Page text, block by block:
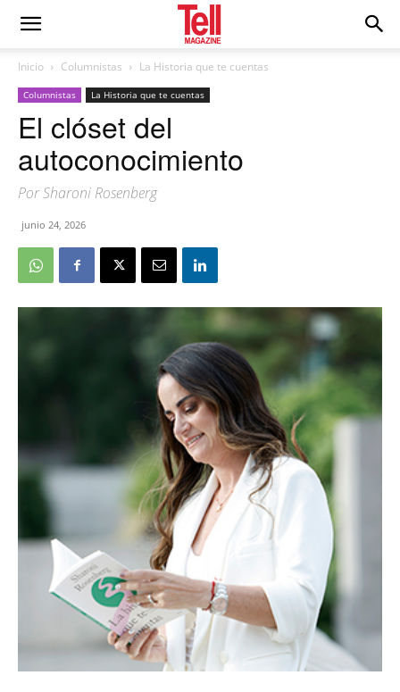
Inicio Columnistas La Historia que te cuentas
Columnistas La Historia que te cuentas
El clóset del
autoconocimiento
Por Sharoni Rosenberg
junio 24, 2026